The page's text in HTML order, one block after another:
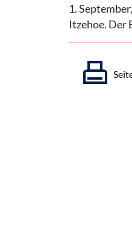
1.
Itzehoe. Der